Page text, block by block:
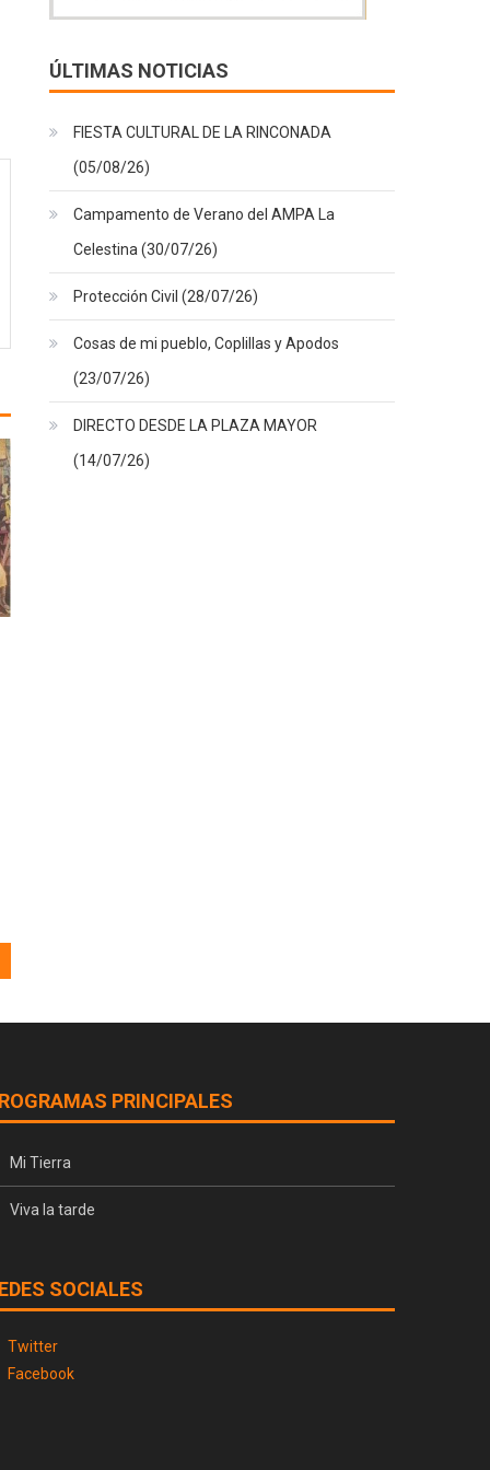
ÚLTIMAS NOTICIAS
FIESTA CULTURAL DE LA RINCONADA
(05/08/26)
Campamento de Verano del AMPA La
Celestina (30/07/26)
Protección Civil (28/07/26)
Cosas de mi pueblo, Coplillas y Apodos
(23/07/26)
DIRECTO DESDE LA PLAZA MAYOR
(14/07/26)
PRINCIPALES
Mi Tierra
Viva la tarde
SOCIALES
Twitter
Facebook